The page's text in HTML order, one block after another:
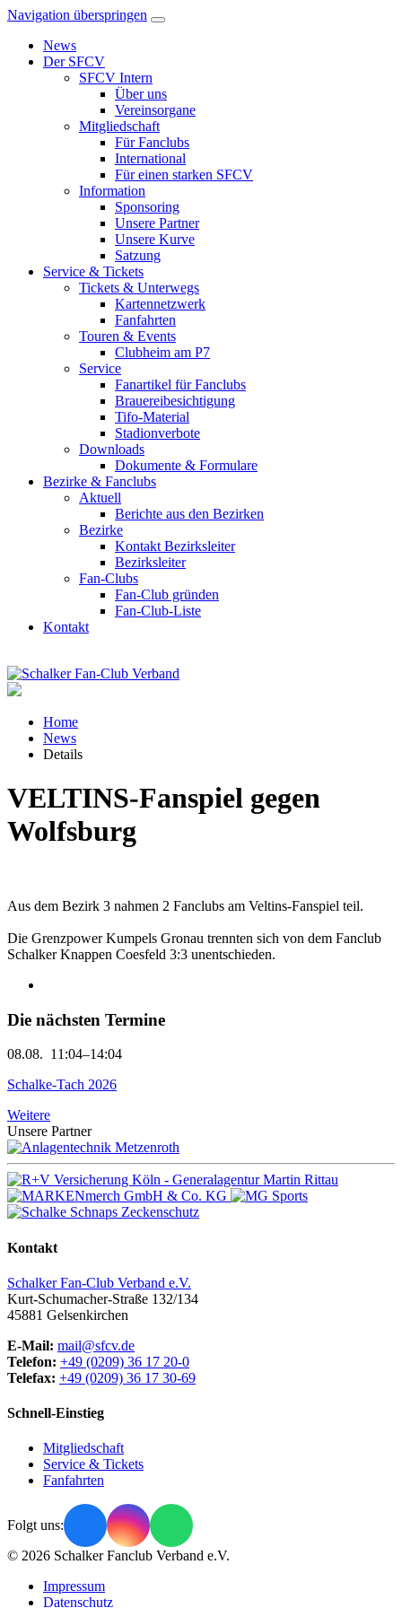
Navigation überspringen
News
Der SFCV
SFCV Intern
Über uns
Vereinsorgane
Mitgliedschaft
Für Fanclubs
International
Für einen starken SFCV
Information
Sponsoring
Unsere Partner
Unsere Kurve
Satzung
Service & Tickets
Tickets & Unterwegs
Kartennetzwerk
Fanfahrten
Touren & Events
Clubheim am P7
Service
Fanartikel für Fanclubs
Brauereibesichtigung
Tifo-Material
Stadionverbote
Downloads
Dokumente & Formulare
Bezirke & Fanclubs
Aktuell
Berichte aus den Bezirken
Bezirke
Kontakt Bezirksleiter
Bezirksleiter
Fan-Clubs
Fan-Club gründen
Fan-Club-Liste
Kontakt
Home
News
Details
VELTINS-Fanspiel gegen
Wolfsburg
Aus dem Bezirk 3 nahmen 2 Fanclubs am Veltins-Fanspiel teil.
Die Grenzpower Kumpels Gronau trennten sich von dem Fanclub
Schalker Knappen Coesfeld 3:3 unentschieden.
Die nächsten Termine
08.08. 11:04–14:04
Schalke-Tach 2026
Weitere
Unsere Partner
Kontakt
Schalker Fan-Club Verband e.V.
Kurt-Schumacher-Straße 132/134
45881 Gelsenkirchen
E-Mail: mail@sfcv.de
Telefon: +49 (0209) 36 17 20-0
Telefax: +49 (0209) 36 17 30-69
Schnell-Einstieg
Mitgliedschaft
Service & Tickets
Fanfahrten
Folgt uns:
© 2026 Schalker Fanclub Verband e.V.
Impressum
Datenschutz